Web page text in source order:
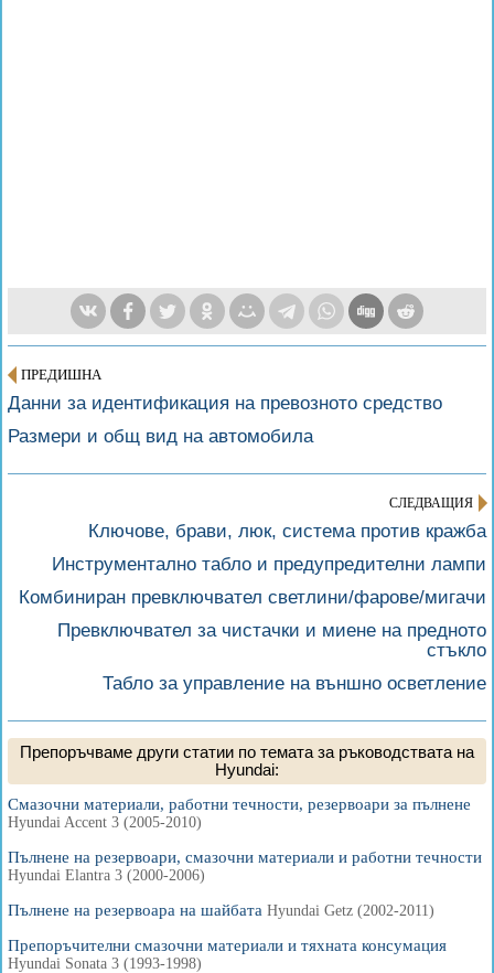
ПРЕДИШНА
Данни за идентификация на превозното средство
Размери и общ вид на автомобила
СЛЕДВАЩИЯ
Ключове, брави, люк, система против кражба
Инструментално табло и предупредителни лампи
Комбиниран превключвател светлини/фарове/мигачи
Превключвател за чистачки и миене на предното
стъкло
Табло за управление на външно осветление
Препоръчваме други статии по темата за ръководствата на
Hyundai:
Смазочни материали, работни течности, резервоари за пълнене
Hyundai Accent 3 (2005-2010)
Пълнене на резервоари, смазочни материали и работни течности
Hyundai Elantra 3 (2000-2006)
Пълнене на резервоара на шайбата Hyundai Getz (2002-2011)
Препоръчителни смазочни материали и тяхната консумация
Hyundai Sonata 3 (1993-1998)